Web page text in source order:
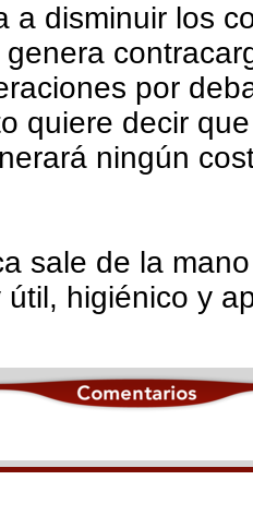
a disminuir los
por
quiere decir
ningún
sale de la
higiénico y